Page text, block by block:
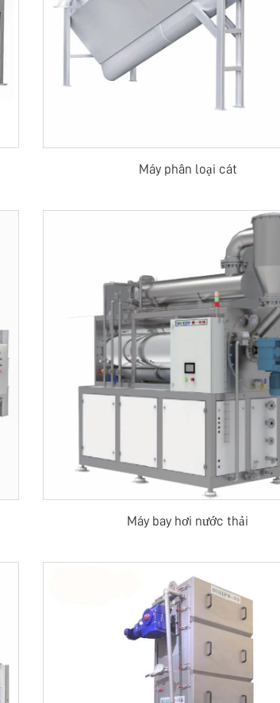
Máy phân loại cát
Máy bay hơi nước thải